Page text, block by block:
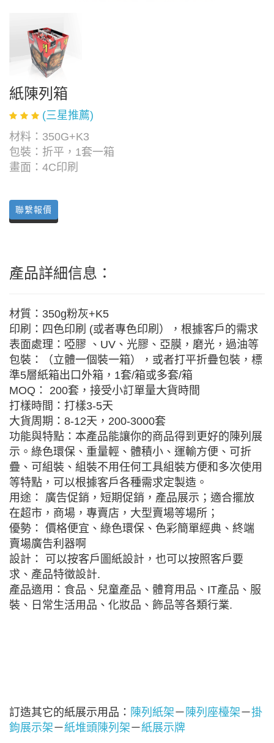
紙陳列箱
(三星推薦)
材料：350G+K3
包裝：折平，1套一箱
畫面：4C印刷
聯繫報價
產品詳細信息：
材質：350g粉灰+K5
印刷：四色印刷 (或者專色印刷），根據客戶的需求
表面處理：啞膠 、UV、光膠、亞膜，磨光，過油等
包裝：（立體一個裝一箱），或者打平折疊包裝，標
準5層紙箱出口外箱，1套/箱或多套/箱
MOQ： 200套，接受小訂單量大貨時間
打樣時間：打樣3-5天
大貨周期：8-12天，200-3000套
功能與特點：本產品能讓你的商品得到更好的陳列展
示。綠色環保、重量輕、體積小、運輸方便、可折
疊、可組裝、組裝不用任何工具組裝方便和多次使用
等特點，可以根據客戶各種需求定製造。
用途： 廣告促銷，短期促銷，產品展示；適合擺放
在超市，商場，專賣店，大型賣場等場所；
優勢： 價格便宜、綠色環保、色彩簡單經典、終端
賣場廣告利器啊
設計： 可以按客戶圖紙設計，也可以按照客戶要
求、產品特徵設計.
產品適用：食品、兒童產品、體育用品、IT產品、服
裝、日常生活用品、化妝品、飾品等各類行業.
訂造其它的紙展示用品： 陳列紙架－ 陳列座檯架－掛
鉤展示架－紙堆頭陳列架－紙展示牌